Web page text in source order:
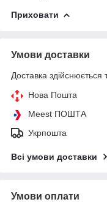
Приховати
Умови доставки
Доставка здійснюється
Нова Пошта
Meest ПОШТА
Укрпошта
Всі умови доставки
Умови оплати